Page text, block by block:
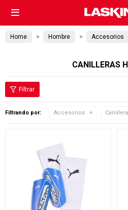

Home Hombre Accesorios
CANILLERAS
Filtrando por: Accesorios